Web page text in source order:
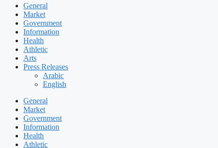
General
Market
Government
Information
Health
Athletic
Arts
Press Releases
Arabic
English
General
Market
Government
Information
Health
Athletic